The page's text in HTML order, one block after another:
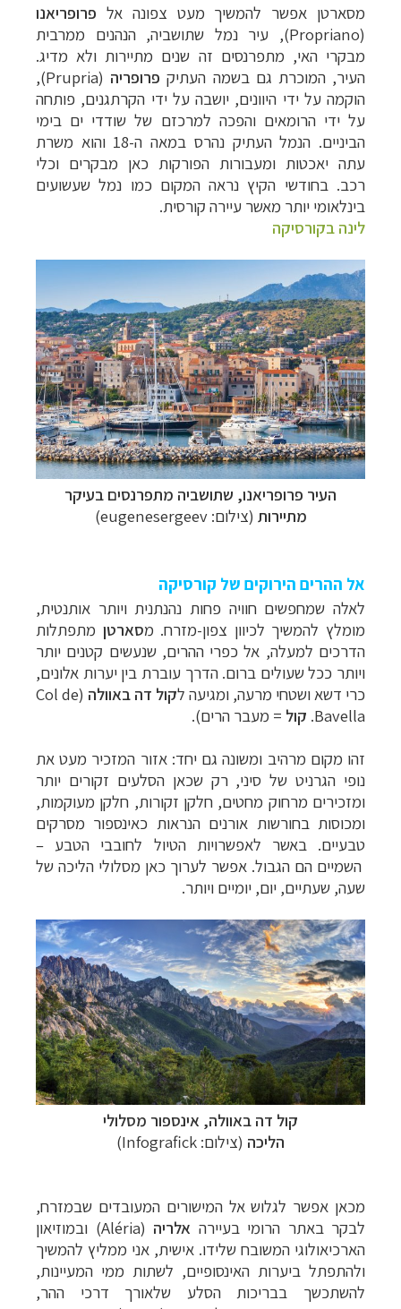
מסארטן אפשר להמשיך מעט צפונה אל פרופריאנו
(
Propriano), עיר נמל שתושביה, הנהנים ממרבית
מבקרי האי, מתפרנסים זה שנים מתיירות ולא מדיג.
העיר, המוכרת גם בשמה העתיק פרופריה (
Prupria
),
הוקמה על ידי היוונים, יושבה על ידי הקרתגנים, פותחה
על ידי הרומאים והפכה למרכזם של שודדי ים בימי
הביניים. הנמל העתיק נהרס במאה ה-18 והוא משרת
עתה יאכטות ומעבורות הפורקות כאן מבקרים וכלי
רכב. בחודשי הקיץ נראה המקום כמו נמל שעשועים
בינלאומי יותר מאשר עיירה קורסית.
לינה בקורסיקה
העיר פרופריאנו, שתושביה מתפרנסים בעיקר
מתיירות (צילום: eugenesergeev )
אל ההרים הירוקים של קורסיקה
לאלה שמחפשים חוויה פחות נהנתנית ויותר אותנטית,
מומלץ להמשיך לכיוון צפון-מזרח. מסארטן מתפתלות
הדרכים למעלה, אל כפרי ההרים, שנעשים קטנים יותר
ויותר ככל שעולים ברום. הדרך עוברת בין יערות אלונים,
כרי דשא ושטחי מרעה, ומגיעה לקול דה באוולה (
Col de
Bavella
. קול = מעבר הרים).
זהו מקום מרהיב ומשונה גם יחד: אזור המזכיר מעט את
נופי הגרניט של סיני, רק שכאן הסלעים זקורים יותר
ומזכירים מרחוק מחטים, חלקן זקורות, חלקן מעוקמות,
ומכוסות בחורשות אורנים הנראות כאינספור מסרקים
טבעיים. באשר לאפשרויות הטיול לחובבי הטבע –
השמיים הם הגבול. אפשר לערוך כאן מסלולי הליכה של
שעה, שעתיים, יום, יומיים ויותר.
קול דה באוולה, אינספור מסלולי
הליכה (צילום: Infografick
)
מכאן אפשר לגלוש אל המישורים המעובדים שבמזרח,
לבקר באתר הרומי בעיירה אלריה (
Aléria) ובמוזיאון
הארכיאולוגי המשובח שלידו. אישית, אני ממליץ להמשיך
ולהתפתל ביערות האינסופיים, לשתות ממי המעיינות,
להשתכשך בבריכות הסלע שלאורך דרכי ההר,
טיולי אקטיב - אופניים, שייט והליכה לחצו לרשימת
יעדים »
קרוזים והפלגות נופש לחצו לרשימת היעדים »